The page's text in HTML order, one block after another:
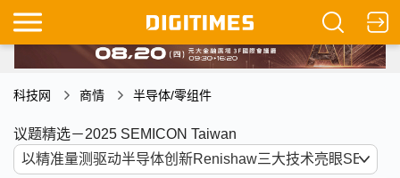
科技网 商情 半导体/零组件
议题精选－2025 SEMICON Taiwan